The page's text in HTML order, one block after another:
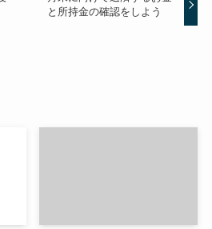
と所持金の確認をしよう